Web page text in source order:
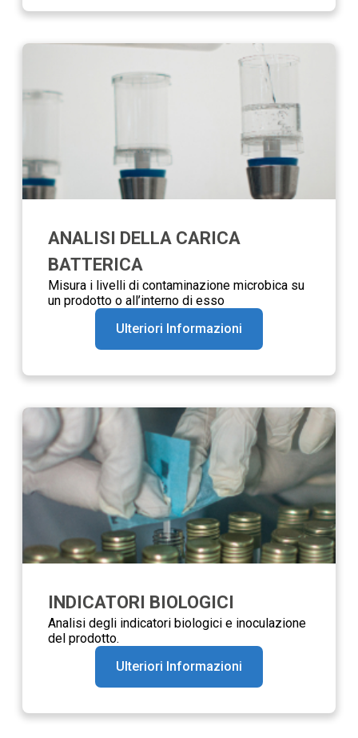
ANALISI DELLA CARICA
BATTERICA
Misura i livelli di contaminazione microbica su
un prodotto o all’interno di esso
Ulteriori Informazioni
INDICATORI BIOLOGICI
Analisi degli indicatori biologici e inoculazione
del prodotto.
Ulteriori Informazioni